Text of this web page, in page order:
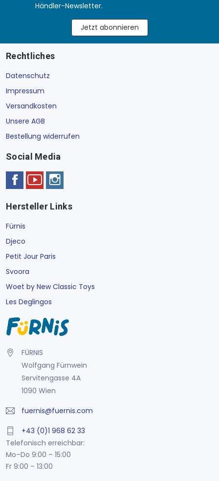
Händler-Newsletter.
Jetzt abonnieren
Rechtliches
Datenschutz
Impressum
Versandkosten
Unsere AGB
Bestellung widerrufen
Social Media
Hersteller Links
Fürnis
Djeco
Petit Jour Paris
Svoora
Woet by New Classic Toys
Les Deglingos
FÜRNIS
Wolfgang Fürnwein
Servitengasse 4A
1090 Wien
fuernis@fuernis.com
+43 (0)1 968 62 33
Telefonisch erreichbar:
Mo–Do 9:00 – 15:00
Fr 9:00 – 13:00